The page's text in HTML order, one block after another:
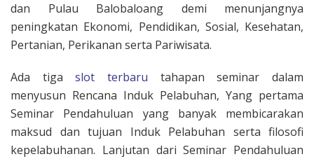
dan Pulau Balobaloang demi menunjangnya
peningkatan Ekonomi, Pendidikan, Sosial, Kesehatan,
Pertanian, Perikanan serta Pariwisata.
Ada tigaslot terbaru tahapan seminar dalam
menyusun Rencana Induk Pelabuhan, Yang pertama
Seminar Pendahuluan yang banyak membicarakan
maksud dan tujuan Induk Pelabuhan serta filosofi
kepelabuhanan. Lanjutan dari Seminar Pendahuluan